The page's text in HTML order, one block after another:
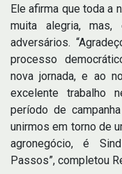
Ele afirma que toda a
muita alegria, mas,
adversários.
processo
nova jornada, e ao
excelente trabalho
período de
unirmos em torno de
agronegócio, é
Passos”, completou